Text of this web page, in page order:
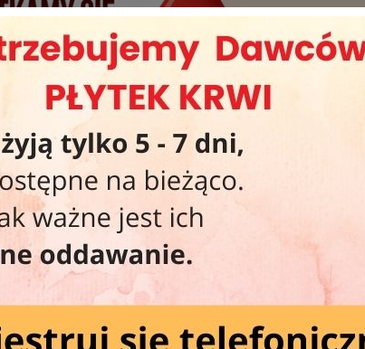
się taką frekwencją, na jaką liczyliśmy. Pokazaliście nam za to,
RCKiK — dlatego właśnie tam będziemy na Was czekać!
zapraszamy również na nasze „Smaczne Środy”!
z miłej niespodzianki przygotowanej wspólnie z naszymi